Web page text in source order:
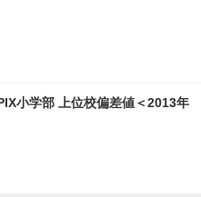
小学部 上位校偏差値＜2013年